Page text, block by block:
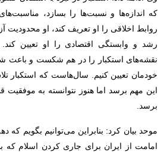
که اندازه‌ها و نسبت‌ها را بسازد، مناسبت‌های
روابط اخلاقی را او تعریف کند، او محدودیت
رشد و وابستگی اقتصادی را او تعیین
نقشه‌های استکبار را در هم شکست و باعث شد
خودمان تعیین کنیم. سال‌هاست که استکبار
این مهم برسد اما هنوز نتوانسته به
برسد.
موحد بیان کرد: بنابراین می‌توانیم بگویم
امامت از ایران برای جاری کردن اسلام